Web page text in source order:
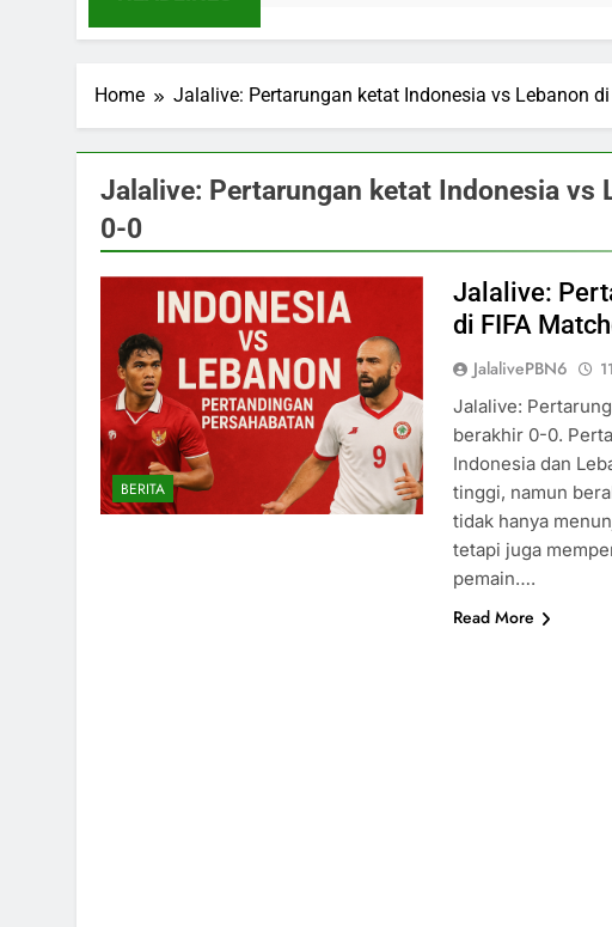
Home Jalalive: Pertarungan ketat Indonesia vs Lebanon
Jalalive: Pertarungan ketat Indonesia vs
0-0
BERITA
Jalalive:
di FIFA
JalalivePBN6
Jalalive:
berakhir 0-0.
Indonesia dan
tinggi, namun
tidak hanya
tetapi juga
pemain….
Read More